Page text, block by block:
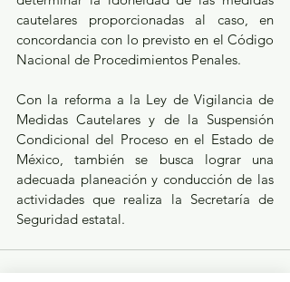
cautelares proporcionadas al caso, en
concordancia con lo previsto en el Código
Nacional de Procedimientos Penales.
Con la reforma a la Ley de Vigilancia de
Medidas Cautelares y de la Suspensión
Condicional del Proceso en el Estado de
México, también se busca lograr una
adecuada planeación y conducción de las
actividades que realiza la Secretaría de
Seguridad estatal.